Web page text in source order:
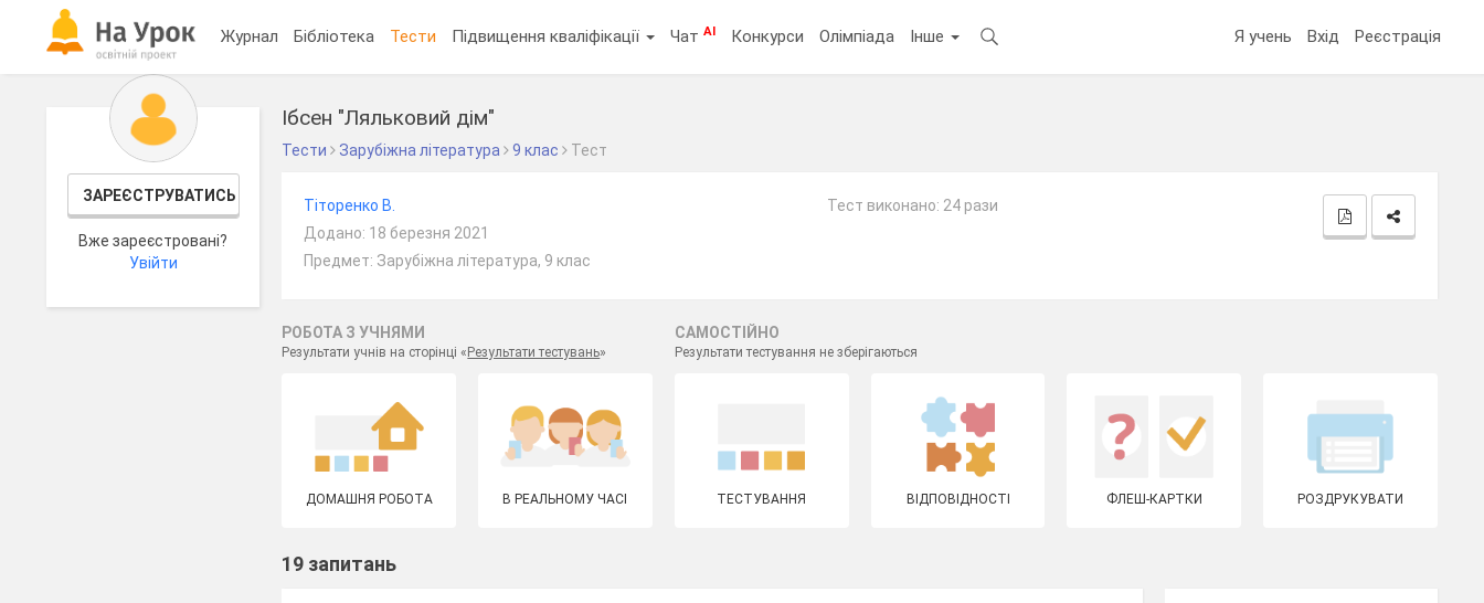
Журнал Бібліотека Тести Підвищення кваліфікації ЧатAI Конкурси Олімпіада Інше Я учень Вхід Реєстрація
ЗАРЕЄСТРУВАТИСЬ
Вже зареєстровані?
Увійти
Ібсен "Ляльковий дім"
Тести Зарубіжна література 9 клас Тест
Тіторенко В.
Додано: 18 березня 2021
Предмет: Зарубіжна література, 9 клас
Тест виконано: 24 рази
РОБОТА З УЧНЯМИ
Результати учнів на сторінці « Результати тестувань»
САМОСТІЙНО
Результати тестування не зберігаються
ДОМАШНЯ РОБОТА В РЕАЛЬНОМУ ЧАСІ ТЕСТУВАННЯ ВІДПОВІДНОСТІ ФЛЕШ-КАРТКИ РОЗДРУКУВАТИ
19 запитань